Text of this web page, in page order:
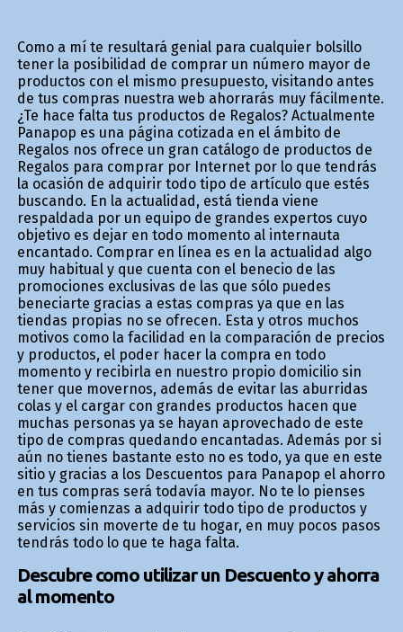
Como a mí te resultará genial para cualquier bolsillo
tener la posibilidad de comprar un número mayor de
productos con el mismo presupuesto, visitando antes
de tus compras nuestra web ahorrarás muy fácilmente.
¿Te hace falta tus productos de Regalos? Actualmente
Panapop es una página cotizada en el ámbito de
Regalos nos ofrece un gran catálogo de productos de
Regalos para comprar por Internet por lo que tendrás
la ocasión de adquirir todo tipo de artículo que estés
buscando. En la actualidad, está tienda viene
respaldada por un equipo de grandes expertos cuyo
objetivo es dejar en todo momento al internauta
encantado. Comprar en línea es en la actualidad algo
muy habitual y que cuenta con el beneficio de las
promociones exclusivas de las que sólo puedes
beneficiarte gracias a estas compras ya que en las
tiendas propias no se ofrecen. Esta y otros muchos
motivos como la facilidad en la comparación de precios
y productos, el poder hacer la compra en todo
momento y recibirla en nuestro propio domicilio sin
tener que movernos, además de evitar las aburridas
colas y el cargar con grandes productos hacen que
muchas personas ya se hayan aprovechado de este
tipo de compras quedando encantadas. Además por si
aún no tienes bastante esto no es todo, ya que en este
sitio y gracias a los Descuentos para Panapop el ahorro
en tus compras será todavía mayor. No te lo pienses
más y comienzas a adquirir todo tipo de productos y
servicios sin moverte de tu hogar, en muy pocos pasos
tendrás todo lo que te haga falta.
Descubre como utilizar un Descuento y ahorra
al momento